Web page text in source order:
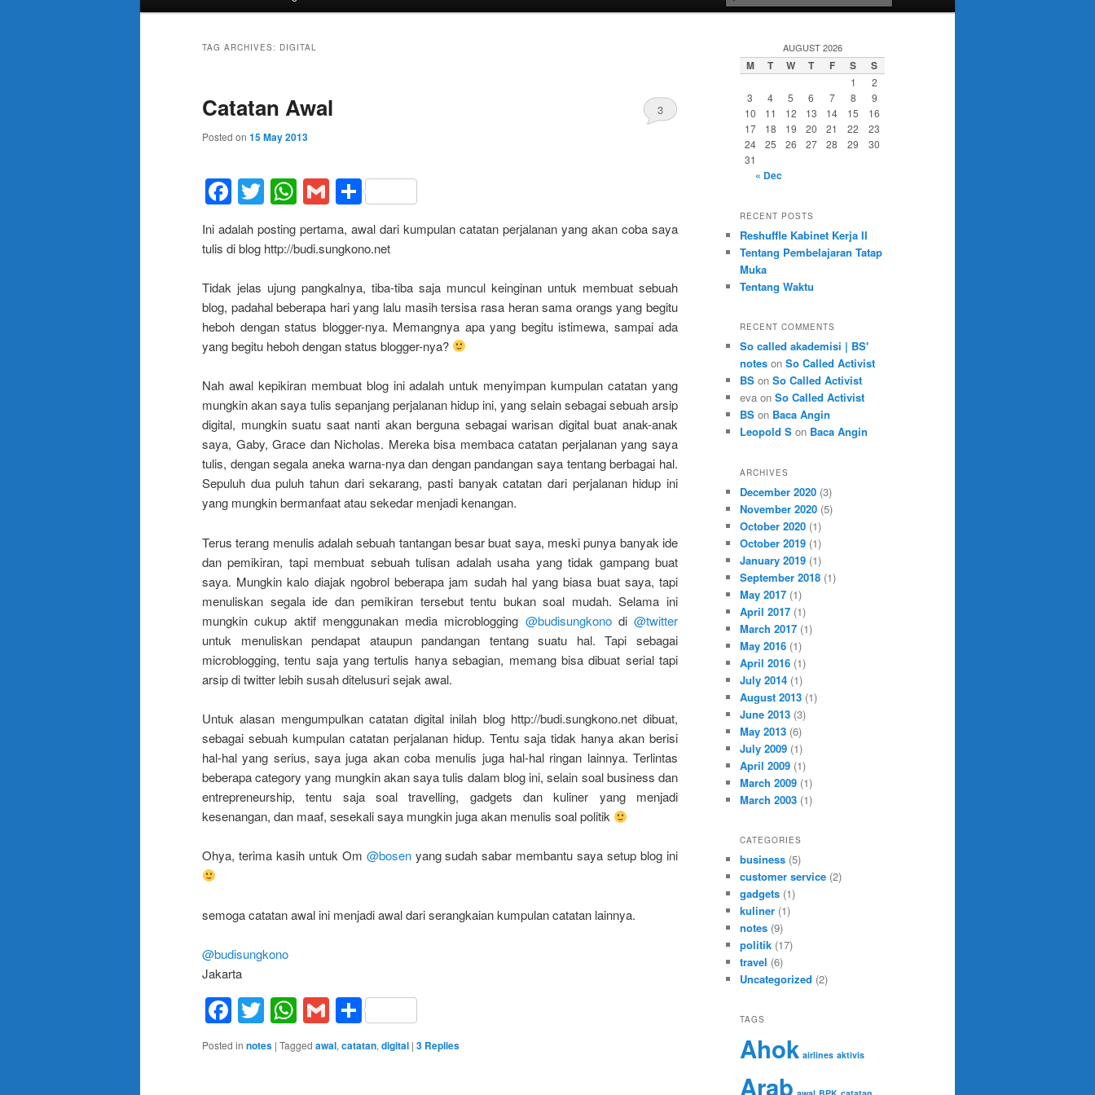
TAG ARCHIVES: DIGITAL
Catatan Awal
Posted on 15 May 2013
3
Facebook
Twitter
WhatsApp
Gmail
Share
Ini adalah posting pertama, awal dari kumpulan catatan perjalanan yang akan coba saya
tulis di blog http://budi.sungkono.net
Tidak jelas ujung pangkalnya, tiba-tiba saja muncul keinginan untuk membuat sebuah
blog, padahal beberapa hari yang lalu masih tersisa rasa heran sama orangs yang begitu
heboh dengan status blogger-nya. Memangnya apa yang begitu istimewa, sampai ada
yang begitu heboh dengan status blogger-nya?
Nah awal kepikiran membuat blog ini adalah untuk menyimpan kumpulan catatan yang
mungkin akan saya tulis sepanjang perjalanan hidup ini, yang selain sebagai sebuah arsip
digital, mungkin suatu saat nanti akan berguna sebagai warisan digital buat anak-anak
saya, Gaby, Grace dan Nicholas. Mereka bisa membaca catatan perjalanan yang saya
tulis, dengan segala aneka warna-nya dan dengan pandangan saya tentang berbagai hal.
Sepuluh dua puluh tahun dari sekarang, pasti banyak catatan dari perjalanan hidup ini
yang mungkin bermanfaat atau sekedar menjadi kenangan.
Terus terang menulis adalah sebuah tantangan besar buat saya, meski punya banyak ide
dan pemikiran, tapi membuat sebuah tulisan adalah usaha yang tidak gampang buat
saya. Mungkin kalo diajak ngobrol beberapa jam sudah hal yang biasa buat saya, tapi
menuliskan segala ide dan pemikiran tersebut tentu bukan soal mudah. Selama ini
mungkin cukup aktif menggunakan media microblogging @budisungkonodi @twitter
untuk menuliskan pendapat ataupun pandangan tentang suatu hal. Tapi sebagai
microblogging, tentu saja yang tertulis hanya sebagian, memang bisa dibuat serial tapi
arsip di twitter lebih susah ditelusuri sejak awal.
Untuk alasan mengumpulkan catatan digital inilah blog http://budi.sungkono.net dibuat,
sebagai sebuah kumpulan catatan perjalanan hidup. Tentu saja tidak hanya akan berisi
hal-hal yang serius, saya juga akan coba menulis juga hal-hal ringan lainnya. Terlintas
beberapa category yang mungkin akan saya tulis dalam blog ini, selain soal business dan
entrepreneurship, tentu saja soal travelling, gadgets dan kuliner yang menjadi
kesenangan, dan maaf, sesekali saya mungkin juga akan menulis soal politik
Ohya, terima kasih untuk Om @bosenyang sudah sabar membantu saya setup blog ini
semoga catatan awal ini menjadi awal dari serangkaian kumpulan catatan lainnya.
@budisungkono
Jakarta
Facebook
TwitterWhatsApp
Gmail
Share
Posted in notes | Tagged awal, catatan, digital | 3 Replies
AUGUST 2026
M T W T F S S
1
2
3
4 5 6 7 8
9
10
11 12 13 14 15
16
17
18 19 20 21 22
23
24
25 26 27 28 29
30
31
« Dec
RECENT POSTS
Reshuffle Kabinet Kerja II
Tentang Pembelajaran Tatap
Muka
Tentang Waktu
RECENT COMMENTS
So called akademisi | BS'
notes on So Called Activist
BS on So Called Activist
eva on So Called Activist
BS on Baca Angin
Leopold S on Baca Angin
ARCHIVES
December 2020 (3)
November 2020 (5)
October 2020 (1)
October 2019 (1)
January 2019 (1)
September 2018 (1)
May 2017 (1)
April 2017 (1)
March 2017 (1)
May 2016 (1)
April 2016 (1)
July 2014 (1)
August 2013 (1)
June 2013 (3)
May 2013 (6)
July 2009 (1)
April 2009 (1)
March 2009 (1)
March 2003 (1)
CATEGORIES
business (5)
customer service (2)
gadgets (1)
kuliner (1)
notes (9)
politik (17)
travel (6)
Uncategorized (2)
TAGS
Ahok airlines aktivis
Arab